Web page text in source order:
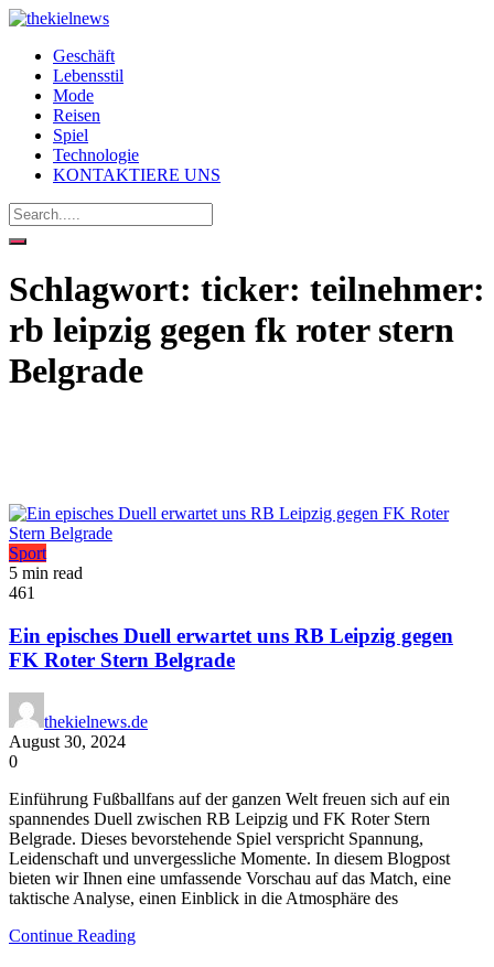
Geschäft
Lebensstil
Mode
Reisen
Spiel
Technologie
KONTAKTIERE UNS
Schlagwort: ticker: teilnehmer:
rb leipzig gegen fk roter stern
Belgrade
Sport
5 min read
461
Ein episches Duell erwartet uns RB Leipzig gegen
FK Roter Stern Belgrade
thekielnews.de
August 30, 2024
0
Einführung Fußballfans auf der ganzen Welt freuen sich auf ein
spannendes Duell zwischen RB Leipzig und FK Roter Stern
Belgrade. Dieses bevorstehende Spiel verspricht Spannung,
Leidenschaft und unvergessliche Momente. In diesem Blogpost
bieten wir Ihnen eine umfassende Vorschau auf das Match, eine
taktische Analyse, einen Einblick in die Atmosphäre des
Continue Reading